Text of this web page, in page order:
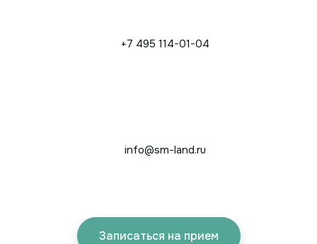
+7 495 114-01-04
info@sm-land.ru
Записаться на прием